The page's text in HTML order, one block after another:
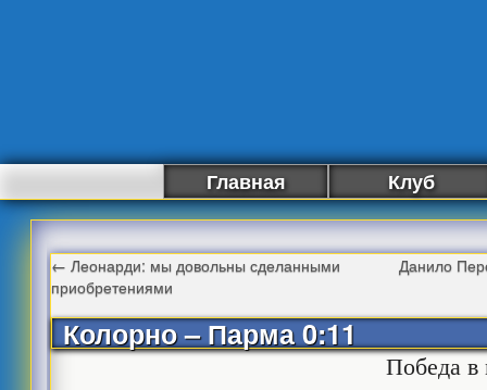
Главная Клуб
← Леонарди: мы довольны сделанными
приобретениями
Данило
Колорно – Парма 0:11
Победа в